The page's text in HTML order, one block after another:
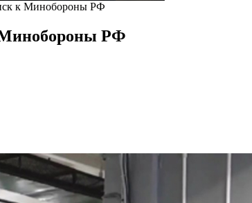
иск к Минобороны РФ
Минобороны РФ